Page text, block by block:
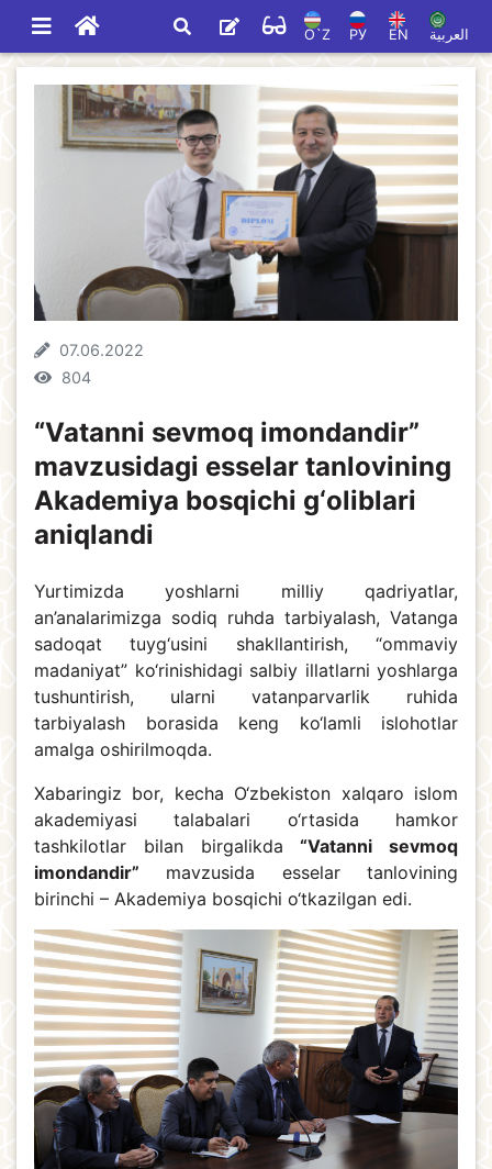
O`Z РУ EN العربية
07.06.2022
804
“Vatanni sevmoq imondandir”
mavzusidagi esselar tanlovining
Akademiya bosqichi g‘oliblari
aniqlandi
Yurtimizda yoshlarni milliy qadriyatlar,
an’analarimizga sodiq ruhda tarbiyalash, Vatanga
sadoqat tuyg‘usini shakllantirish, “ommaviy
madaniyat” ko‘rinishidagi salbiy illatlarni yoshlarga
tushuntirish, ularni vatanparvarlik ruhida
tarbiyalash borasida keng ko‘lamli islohotlar
amalga oshirilmoqda.
Xabaringiz bor, kecha O‘zbekiston xalqaro islom
akademiyasi talabalari o‘rtasida hamkor
tashkilotlar bilan birgalikda“Vatanni sevmoq
imondandir” mavzusida esselar tanlovining
birinchi – Akademiya bosqichi o‘tkazilgan edi.